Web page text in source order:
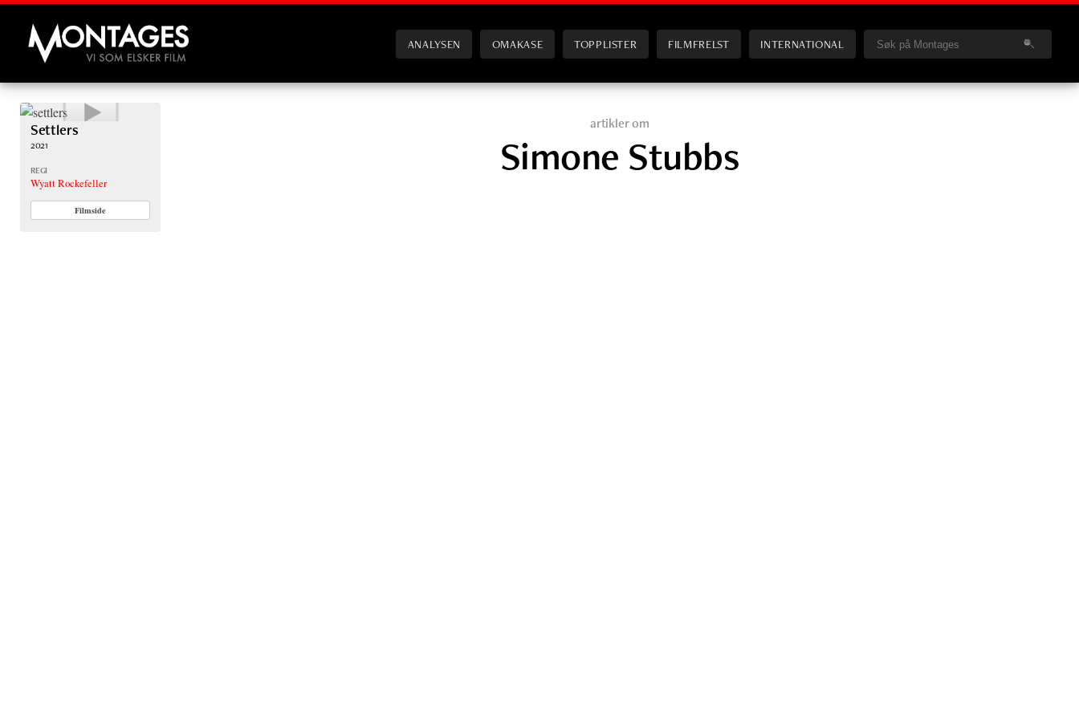
Montages
ANALYSEN OMAKASE TOPPLISTER FILMFRELST INTERNATIONAL
Settlers
2021
REGI
Wyatt Rockefeller
Filmside
artikler om
Simone Stubbs